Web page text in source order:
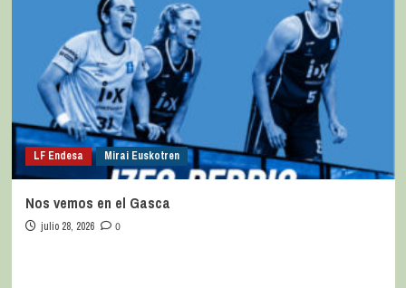
LF Endesa Mirai Euskotren
Nos vemos en el Gasca
julio 28, 2026 0